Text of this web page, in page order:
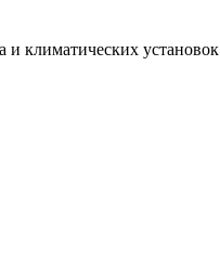
и климатических установок